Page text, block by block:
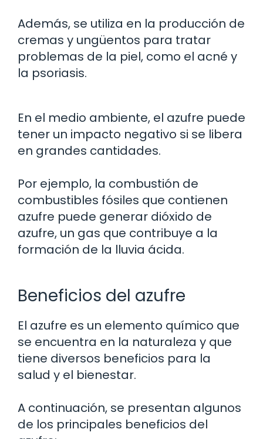
Además, se utiliza en la producción de
cremas y ungüentos para tratar
problemas de la piel, como el acné y
la psoriasis.
En el medio ambiente, el azufre puede
tener un impacto negativo si se libera
en grandes cantidades.
Por ejemplo, la combustión de
combustibles fósiles que contienen
azufre puede generar dióxido de
azufre, un gas que contribuye a la
formación de la lluvia ácida.
Beneficios del azufre
El azufre es un elemento químico que
se encuentra en la naturaleza y que
tiene diversos beneficios para la
salud y el bienestar.
A continuación, se presentan algunos
de los principales beneficios del